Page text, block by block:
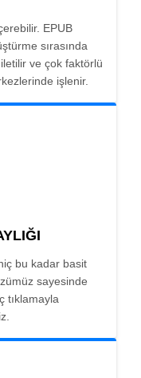
EPUB
sırasında
ve çok faktörlü
işlenir.
bu kadar basit
sayesinde
tıklamayla